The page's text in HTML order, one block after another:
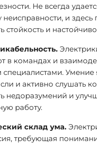
Не всегда
неисправности, и здесь
стойкость и
в командах и
специалистами. Умение
и активно слушать
недоразумений и
работу.
склад ума.
требующая